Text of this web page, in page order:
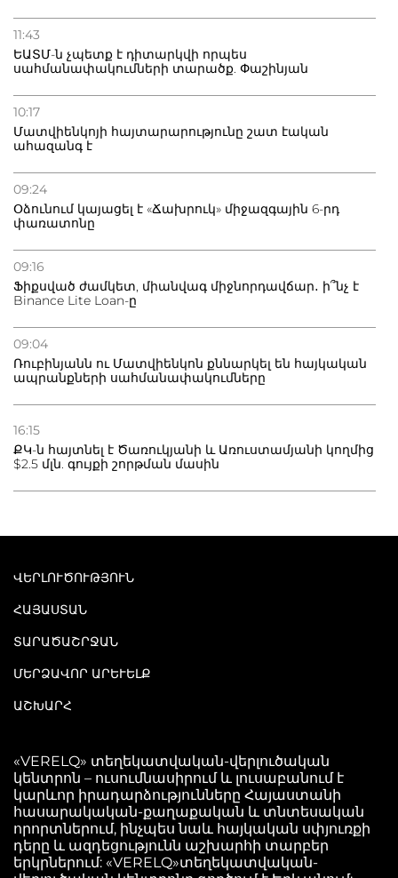
11:43
ԵԱՏՄ-ն չպետք է դիտարկվի որպես
սահմանափակումների տարածք. Փաշինյան
10:17
Մատվիենկոյի հայտարարությունը շատ էական
ահազանգ է
09:24
Օձունում կայացել է «Ճախրուկ» միջազգային 6-րդ
փառատոնը
09:16
Ֆիքսված ժամկետ, միանվագ միջնորդավճար․ ի՞նչ է
Binance Lite Loan-ը
09:04
Ռուբինյանն ու Մատվիենկոն քննարկել են հայկական
ապրանքների սահմանափակումները
16:15
ՔԿ-ն հայտնել է Ծառուկյանի և Առուստամյանի կողմից
$2.5 մլն. գույքի շորթման մասին
ՎԵՐԼՈՒԾՈՒԹՅՈՒՆ
ՀԱՅԱՍՏԱՆ
ՏԱՐԱԾԱՇՐՋԱՆ
ՄԵՐՁԱՎՈՐ ԱՐԵՒԵԼՔ
ԱՇԽԱՐՀ
«VERELQ» տեղեկատվական-վերլուծական
կենտրոն – ուսումնասիրում և լուսաբանում է
կարևոր իրադարձությունները Հայաստանի
հասարակական-քաղաքական և տնտեսական
որորտներում, ինչպես նաև հայկական սփյուռքի
դերը և ազդեցությունն աշխարհի տարբեր
երկրներում: «VERELQ»տեղեկատվական-